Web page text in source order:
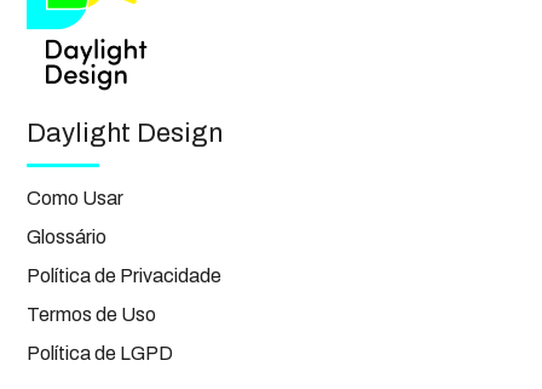
Daylight Design
Como Usar
Glossário
Política de Privacidade
Termos de Uso
Política de LGPD